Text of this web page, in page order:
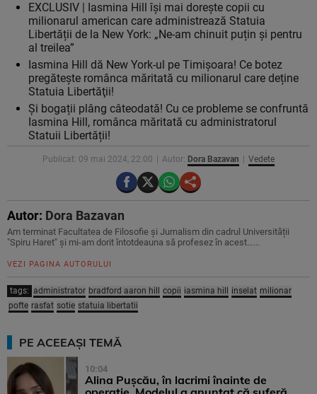
EXCLUSIV | Iasmina Hill își mai dorește copii cu
milionarul american care administrează Statuia
Libertății de la New York: „Ne-am chinuit puțin și pentru
al treilea”
Iasmina Hill dă New York-ul pe Timișoara! Ce botez
pregătește românca măritată cu milionarul care deține
Statuia Libertăţii!
Și bogații plâng câteodată! Cu ce probleme se confruntă
Iasmina Hill, românca măritată cu administratorul
Statuii Libertății!
Publicat: 09 mai 2024, 22:00 Autor: Dora Bazavan Vedete
Autor: Dora Bazavan
Am terminat Facultatea de Filosofie și Jurnalism din cadrul Universității
"Spiru Haret" și mi-am dorit întotdeauna să profesez în acest…...
VEZI PAGINA AUTORULUI
tags: administrator bradford aaron hill copii iasmina hill inselat milionar
pofte rasfat sotie statuia libertatii
PE ACEEAȘI TEMĂ
10:04
Alina Pușcău, în lacrimi înainte de